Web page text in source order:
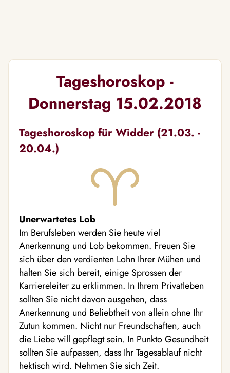
Tageshoroskop -
Donnerstag 15.02.2018
Tageshoroskop für Widder (21.03. -
20.04.)
Unerwartetes Lob
Im Berufsleben werden Sie heute viel
Anerkennung und Lob bekommen. Freuen Sie
sich über den verdienten Lohn Ihrer Mühen und
halten Sie sich bereit, einige Sprossen der
Karriereleiter zu erklimmen. In Ihrem Privatleben
sollten Sie nicht davon ausgehen, dass
Anerkennung und Beliebtheit von allein ohne Ihr
Zutun kommen. Nicht nur Freundschaften, auch
die Liebe will gepflegt sein. In Punkto Gesundheit
sollten Sie aufpassen, dass Ihr Tagesablauf nicht
hektisch wird. Nehmen Sie sich Zeit.